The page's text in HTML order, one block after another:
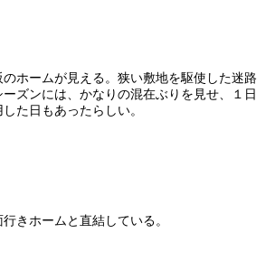
ホームが見える。狭い敷地を駆使した迷路
ズンには、かなりの混在ぶりを見せ、１日
た日もあったらしい。
きホームと直結している。